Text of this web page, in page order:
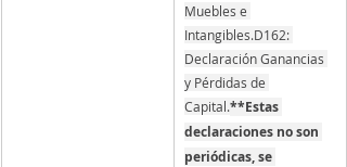
Muebles e
Intangibles.D162:
Declaración Ganancias
y Pérdidas de
Capital.**Estas
declaraciones no son
periódicas, se